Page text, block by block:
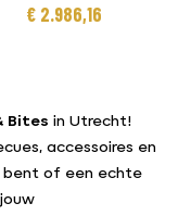
€ 2.986,16
Bites in Utrecht!
accessoires en
bent of een echte